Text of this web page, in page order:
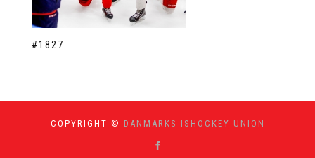
#1827
COPYRIGHT © DANMARKS ISHOCKEY UNION